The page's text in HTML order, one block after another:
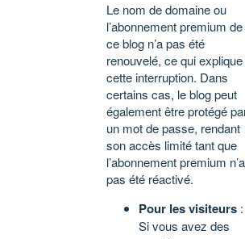
Le nom de domaine ou
l’abonnement premium de
ce blog n’a pas été
renouvelé, ce qui explique
cette interruption. Dans
certains cas, le blog peut
également être protégé
un mot de passe, rendant
son accès limité tant que
l’abonnement premium n’a
pas été réactivé.
Pour les visiteurs :
Si vous avez des